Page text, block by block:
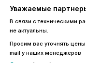
Уважаемые
В связи с техническими
не актуальны.
Просим вас уточнять
mail у наших менеджеров
order@sibvols.ru